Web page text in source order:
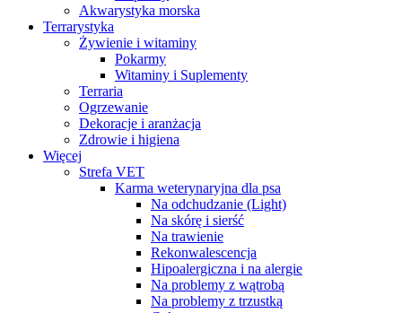
Akwarystyka morska
Terrarystyka
Żywienie i witaminy
Pokarmy
Witaminy i Suplementy
Terraria
Ogrzewanie
Dekoracje i aranżacja
Zdrowie i higiena
Więcej
Strefa VET
Karma weterynaryjna dla psa
Na odchudzanie (Light)
Na skórę i sierść
Na trawienie
Rekonwalescencja
Hipoalergiczna i na alergie
Na problemy z wątrobą
Na problemy z trzustką